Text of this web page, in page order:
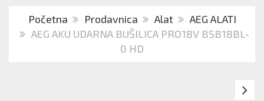
Početna Prodavnica Alat
AEG ALATI
AEG AKU UDARNA BUŠILICA PRO18V BSB18BL-
0 HD